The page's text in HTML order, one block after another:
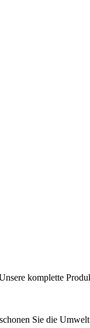
komplette
Sie die